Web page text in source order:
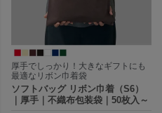
厚手でしっかり！大きなギフトにも
最適なリボン巾着袋
ソフトバッグ リボン巾着（S6）
｜厚手｜不織布包装袋｜50枚入～